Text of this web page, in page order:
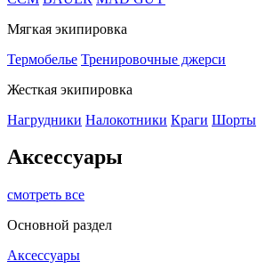
Мягкая экипировка
Термобелье Тренировочные джерси
Жесткая экипировка
Нагрудники Налокотники Краги Шорты
Аксессуары
смотреть все
Основной раздел
Аксессуары